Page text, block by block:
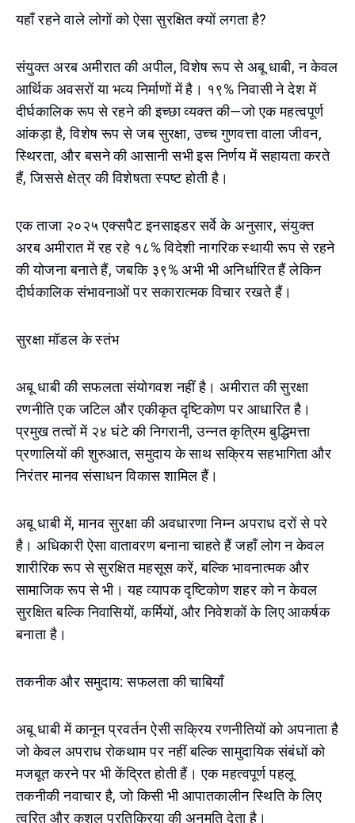
यहाँ रहने वाले लोगों को ऐसा सुरक्षित क्यों लगता है?
संयुक्त अरब अमीरात की अपील, विशेष रूप से अबू धाबी, न केवल
आर्थिक अवसरों या भव्य निर्माणों में है। १९% निवासी ने देश में
दीर्घकालिक रूप से रहने की इच्छा व्यक्त की—जो एक महत्वपूर्ण
आंकड़ा है, विशेष रूप से जब सुरक्षा, उच्च गुणवत्ता वाला जीवन,
स्थिरता, और बसने की आसानी सभी इस निर्णय में सहायता करते
हैं, जिससे क्षेत्र की विशेषता स्पष्ट होती है।
एक ताजा २०२५ एक्सपैट इनसाइडर सर्वे के अनुसार, संयुक्त
अरब अमीरात में रह रहे १८% विदेशी नागरिक स्थायी रूप से रहने
की योजना बनाते हैं, जबकि ३९% अभी भी अनिर्धारित हैं लेकिन
दीर्घकालिक संभावनाओं पर सकारात्मक विचार रखते हैं।
सुरक्षा मॉडल के स्तंभ
अबू धाबी की सफलता संयोगवश नहीं है। अमीरात की सुरक्षा
रणनीति एक जटिल और एकीकृत दृष्टिकोण पर आधारित है।
प्रमुख तत्वों में २४ घंटे की निगरानी, उन्नत कृत्रिम बुद्धिमत्ता
प्रणालियों की शुरुआत, समुदाय के साथ सक्रिय सहभागिता और
निरंतर मानव संसाधन विकास शामिल हैं।
अबू धाबी में, मानव सुरक्षा की अवधारणा निम्न अपराध दरों से परे
है। अधिकारी ऐसा वातावरण बनाना चाहते हैं जहाँ लोग न केवल
शारीरिक रूप से सुरक्षित महसूस करें, बल्कि भावनात्मक और
सामाजिक रूप से भी। यह व्यापक दृष्टिकोण शहर को न केवल
सुरक्षित बल्कि निवासियों, कर्मियों, और निवेशकों के लिए आकर्षक
बनाता है।
तकनीक और समुदाय: सफलता की चाबियाँ
अबू धाबी में कानून प्रवर्तन ऐसी सक्रिय रणनीतियों को अपनाता है
जो केवल अपराध रोकथाम पर नहीं बल्कि सामुदायिक संबंधों को
मजबूत करने पर भी केंद्रित होती हैं। एक महत्वपूर्ण पहलू
तकनीकी नवाचार है, जो किसी भी आपातकालीन स्थिति के लिए
त्वरित और कुशल प्रतिक्रिया की अनुमति देता है।